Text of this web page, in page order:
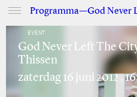
EVENT
God Never Left The
Thissen
zaterdag 16 juni 2012 ,